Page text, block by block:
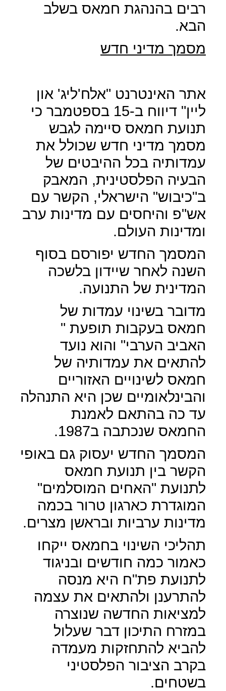
רבים בהנהגת חמאס בשלב
הבא.
מסמך מדיני חדש
אתר האינטרנט "אלח'ליג' און
ליין" דיווח ב-15 בספטמבר כי
תנועת חמאס סיימה לגבש
מסמך מדיני חדש שכולל את
עמדותיה בכל ההיבטים של
הבעיה הפלסטינית, המאבק
ב"כיבוש" הישראלי, הקשר עם
אש"פ והיחסים עם מדינות ערב
ומדינות העולם.
המסמך החדש יפורסם בסוף
השנה לאחר שיידון בלשכה
המדינית של התנועה.
מדובר בשינוי עמדות של
חמאס בעקבות תופעת "
האביב הערבי" והוא נועד
להתאים את עמדותיה של
חמאס לשינויים האזוריים
והבינלאומיים שכן היא התנהלה
עד כה בהתאם לאמנת
החמאס שנכתבה ב1987.
המסמך החדש יעסוק גם באופי
הקשר בין תנועת חמאס
לתנועת "האחים המוסלמים"
המוגדרת כארגון טרור בכמה
מדינות ערביות ובראשן מצרים.
תהליכי השינוי בחמאס ייקחו
כאמור כמה חודשים ובניגוד
לתנועת פת"ח היא מנסה
להתרענן ולהתאים את עצמה
למציאות החדשה שנוצרה
במזרח התיכון דבר שעלול
להביא להתחזקות מעמדה
בקרב הציבור הפלסטיני
בשטחים.